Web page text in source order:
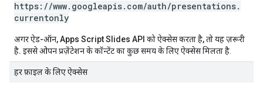
https: //www. googleapis. com/auth/presentations.
currentonly
अगर ऐड-ऑन, Apps Script Slides API को ऐक्सेस करता है, तो यह ज़रूरी
है. इससे ओपन प्रज़ेंटेशन के कॉन्टेंट का कुछ समय के लिए ऐक्सेस मिलता है.
हर फ़ाइल के लिए ऐक्सेस